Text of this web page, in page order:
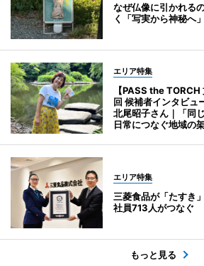
なぜ仏像に引かれる
く「写実から神秘へ
エリア特集
【PASS the
回 候補者インタビュ
北尾昭子さん｜「同
日常につなぐ地域の
エリア特集
三菱食品が「たすき
社員713人がつなぐ
もっと見る